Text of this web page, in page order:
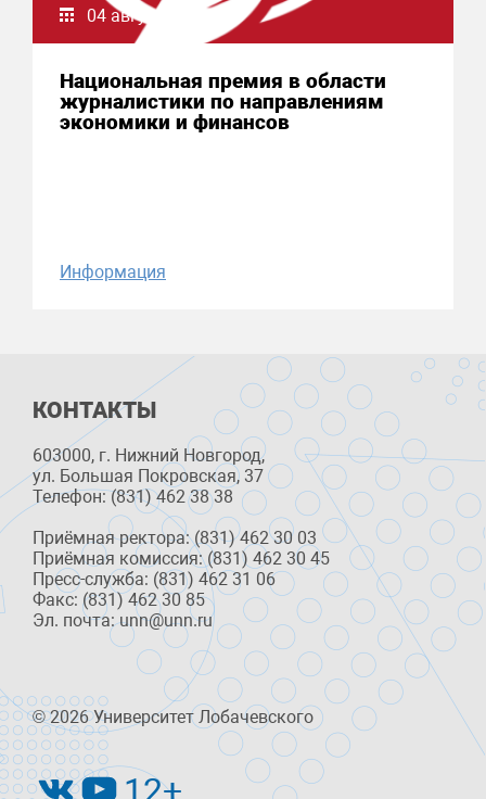
04 августа 2026
Национальная премия в области
журналистики по направлениям
экономики и финансов
Информация
КОНТАКТЫ
603000, г. Нижний Новгород,
ул. Большая Покровская, 37
Телефон: (831) 462 38 38
Приёмная ректора: (831) 462 30 03
Приёмная комиссия: (831) 462 30 45
Пресс-служба: (831) 462 31 06
Факс: (831) 462 30 85
Эл. почта: unn@unn.ru
© 2026 Университет Лобачевского
12+